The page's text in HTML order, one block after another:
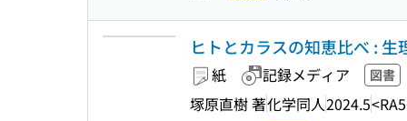
ヒトとカラスの知恵比べ :
紙 記録メディア 図書
塚原直樹 著化学同人2024.5